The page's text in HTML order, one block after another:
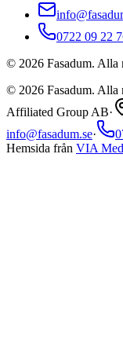
0722 09 22
© 2026 Fasadum. Alla
© 2026 Fasadum. Alla
Affiliated Group AB·
info@fasadum.se·
Hemsida från VIA